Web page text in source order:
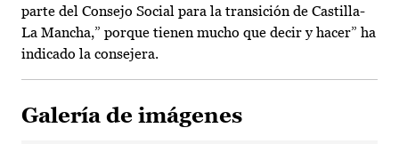
parte del Consejo Social para la transición de Castilla-
La Mancha,” porque tienen mucho que decir y hacer” ha
indicado la consejera.
Galería de imágenes